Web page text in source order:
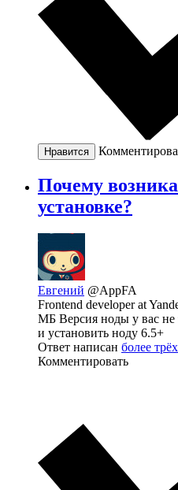
Нравится
Почему
установке?
Евгений @AppFA
Frontend developer at
МБ Версия ноды у вас не
и установить ноду 6.5+
Ответ написан более
Комментировать